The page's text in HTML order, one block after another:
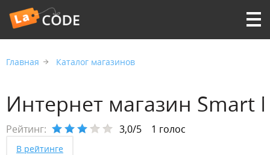
Главная Каталог магазинов
Интернет магазин Smart
Рейтинг: 3,0/5 1 голос
В рейтинге